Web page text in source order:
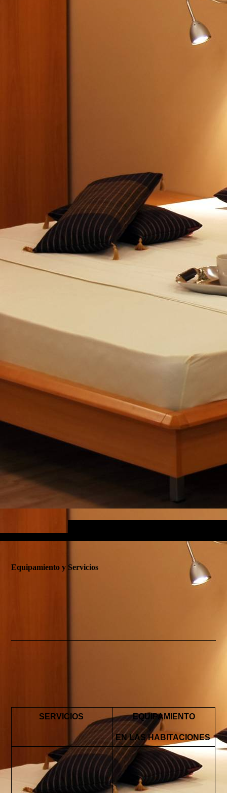
Equipamiento y Servicios
SERVICIOS EQUIPAMIENTO
EN LAS HABITACIONES